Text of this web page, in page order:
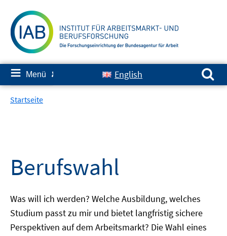
zum
Inhalt
≡ Menü ✘ English
Suchen nach:
Startseite
Berufswahl
Was will ich werden? Welche Ausbildung, welches
Studium passt zu mir und bietet langfristig sichere
Perspektiven auf dem Arbeitsmarkt? Die Wahl eines